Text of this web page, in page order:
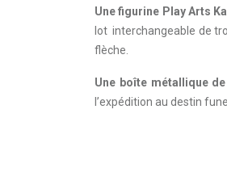
Une figurine Play Arts
lot interchangeable de
flèche.
Une boîte métallique
l’expédition au destin